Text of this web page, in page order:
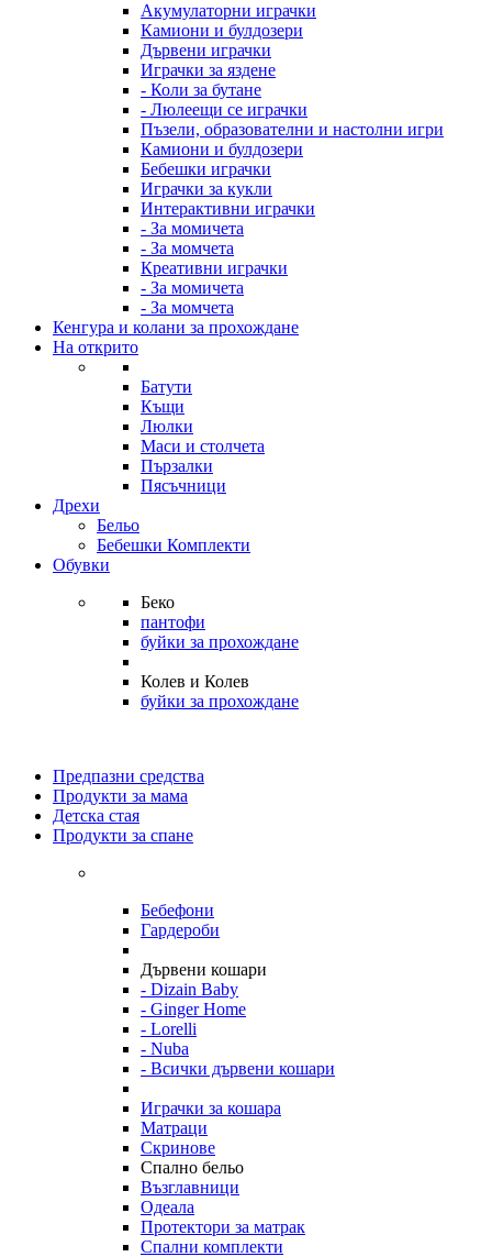
Акумулаторни играчки
Камиони и булдозери
Дървени играчки
Играчки за яздене
- Коли за бутане
- Люлеещи се играчки
Пъзели, образователни и настолни игри
Камиони и булдозери
Бебешки играчки
Играчки за кукли
Интерактивни играчки
- За момичета
- За момчета
Креативни играчки
- За момичета
- За момчета
Кенгура и колани за прохождане
На открито
Батути
Къщи
Люлки
Маси и столчета
Пързалки
Пясъчници
Дрехи
Бельо
Бебешки Комплекти
Обувки
Беко
пантофи
буйки за прохождане
Колев и Колев
буйки за прохождане
Предпазни средства
Продукти за мама
Детска стая
Продукти за спане
Бебефони
Гардероби
Дървени кошари
- Dizain Baby
- Ginger Home
- Lorelli
- Nuba
- Всички дървени кошари
Играчки за кошара
Матраци
Скринове
Спално бельо
Възглавници
Одеала
Протектори за матрак
Спални комплекти